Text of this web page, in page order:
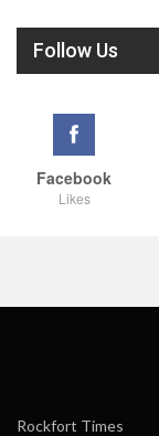
Follow Us
Facebook
Likes
Rockfort Times